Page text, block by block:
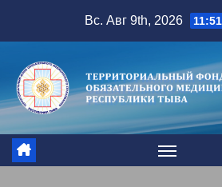
содержимому
Вс. Авг 9th, 2026